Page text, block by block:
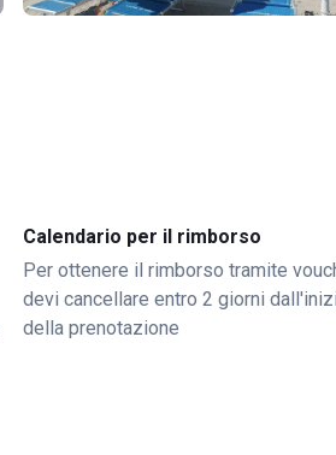
Calendario per il rimborso
Per ottenere il rimborso tramite
devi cancellare entro 2 giorni
della prenotazione